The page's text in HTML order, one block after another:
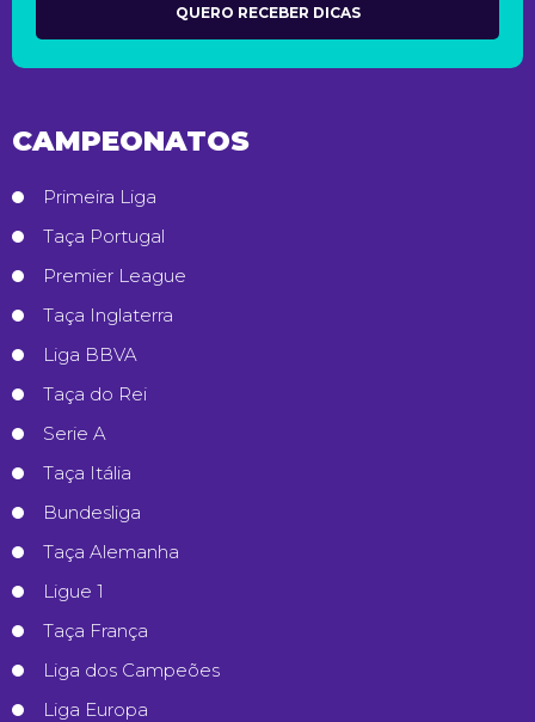
CAMPEONATOS
Primeira Liga
Taça Portugal
Premier League
Taça Inglaterra
Liga BBVA
Taça do Rei
Serie A
Taça Itália
Bundesliga
Taça Alemanha
Ligue 1
Taça França
Liga dos Campeões
Liga Europa